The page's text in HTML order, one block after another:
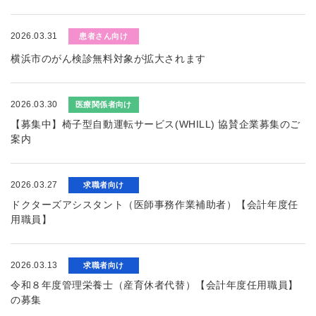
2026.03.31 患者さん向け
横浜市のがん検診無料対象が拡大されます
2026.03.30 医療関係者向け
【募集中】椅子型自動運転サービス(WHILL) 協賛企業募集のご
案内
2026.03.27 求職者向け
ドクターズアシスタント（医師事務作業補助者）【会計年度任
用職員】
2026.03.13 求職者向け
令和８年度管理栄養士（産育休者代替）【会計年度任用職員】
の募集